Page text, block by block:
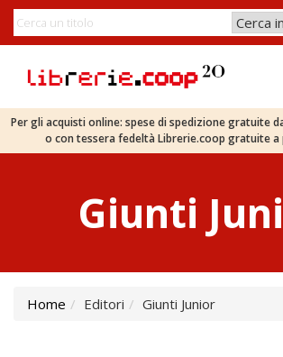
Per gli acquisti online: spese di spedizione gratuite
o con tessera fedeltà Librerie.coop gratuite a
Giunti
Home Editori Giunti Junior